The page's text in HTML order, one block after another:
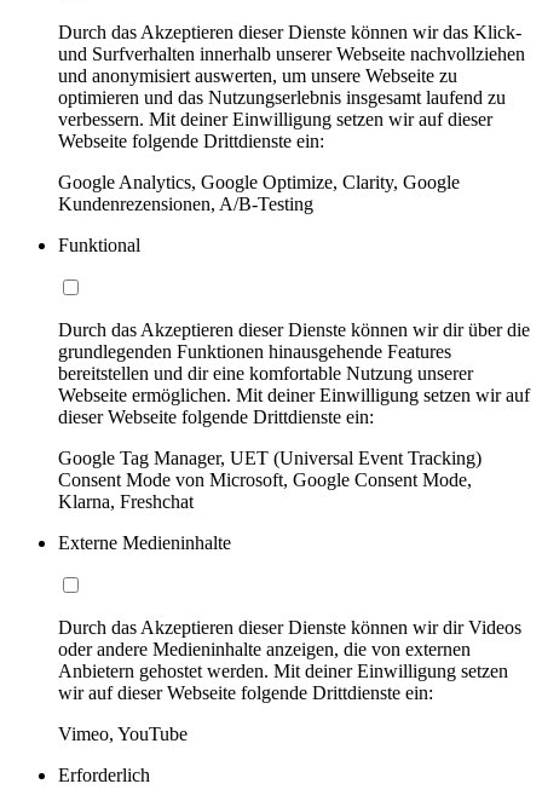
Durch das Akzeptieren dieser Dienste können wir das Klick-
und Surfverhalten innerhalb unserer Webseite nachvollziehen
und anonymisiert auswerten, um unsere Webseite zu
optimieren und das Nutzungserlebnis insgesamt laufend zu
verbessern. Mit deiner Einwilligung setzen wir auf dieser
Webseite folgende Drittdienste ein:
Google Analytics, Google Optimize, Clarity, Google
Kundenrezensionen, A/B-Testing
Funktional
Durch das Akzeptieren dieser Dienste können wir dir über die
grundlegenden Funktionen hinausgehende Features
bereitstellen und dir eine komfortable Nutzung unserer
Webseite ermöglichen. Mit deiner Einwilligung setzen wir auf
dieser Webseite folgende Drittdienste ein:
Google Tag Manager, UET (Universal Event Tracking)
Consent Mode von Microsoft, Google Consent Mode,
Klarna, Freshchat
Externe Medieninhalte
Durch das Akzeptieren dieser Dienste können wir dir Videos
oder andere Medieninhalte anzeigen, die von externen
Anbietern gehostet werden. Mit deiner Einwilligung setzen
wir auf dieser Webseite folgende Drittdienste ein:
Vimeo, YouTube
Erforderlich